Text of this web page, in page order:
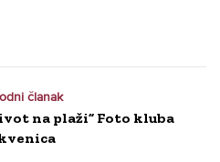
članak
na plaži” Foto kluba